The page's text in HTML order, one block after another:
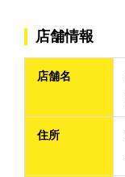
店舗情報
店舗名
住所